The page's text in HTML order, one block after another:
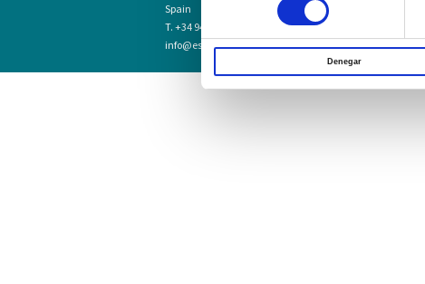
Denegar
Spain
T. +34 942 016 116 · F. +34 942 584 120
info@escuelahospitalmompia.com